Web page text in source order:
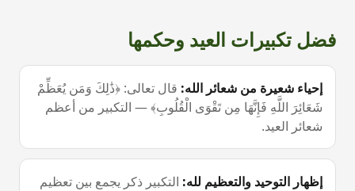
فضل تكبيرات العيد وحكمها
إحياء شعيرة من شعائر الله: قال تعالى: ﴿ذَٰلِكَ وَمَن يُعَظِّمْ
شَعَائِرَ اللَّهِ فَإِنَّهَا مِن تَقْوَى الْقُلُوبِ﴾ — التكبير من أعظم
شعائر العيد.
إظهار التوحيد والتعظيم لله: التكبير ذكر يجمع بين تعظيم